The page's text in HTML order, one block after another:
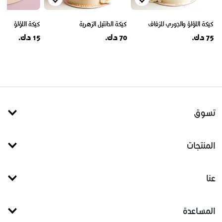
كيكة اللؤلؤ والجوري للزفاف
75 د.ك.
كيكة الدانتيل الزهرية
70 د.ك.
كيكة اللؤلؤ
15 د.ك.
تسوق
المنتجات
عنا
المساعدة